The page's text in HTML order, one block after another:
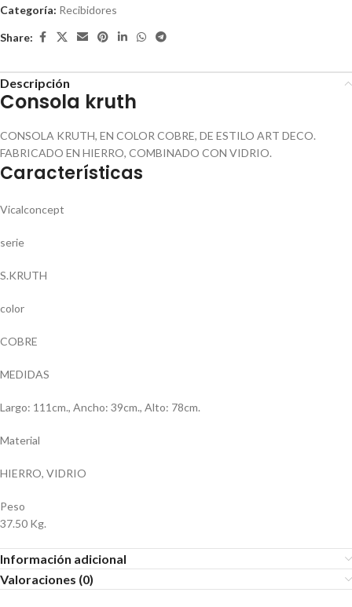
Categoría: Recibidores
Share:
Descripción
Consola kruth
CONSOLA KRUTH, EN COLOR COBRE, DE ESTILO ART DECO.
FABRICADO EN HIERRO, COMBINADO CON VIDRIO.
Características
Vicalconcept
serie
S.KRUTH
color
COBRE
MEDIDAS
Largo: 111cm., Ancho: 39cm., Alto: 78cm.
Material
HIERRO, VIDRIO
Peso
37.50 Kg.
Información adicional
Valoraciones (0)